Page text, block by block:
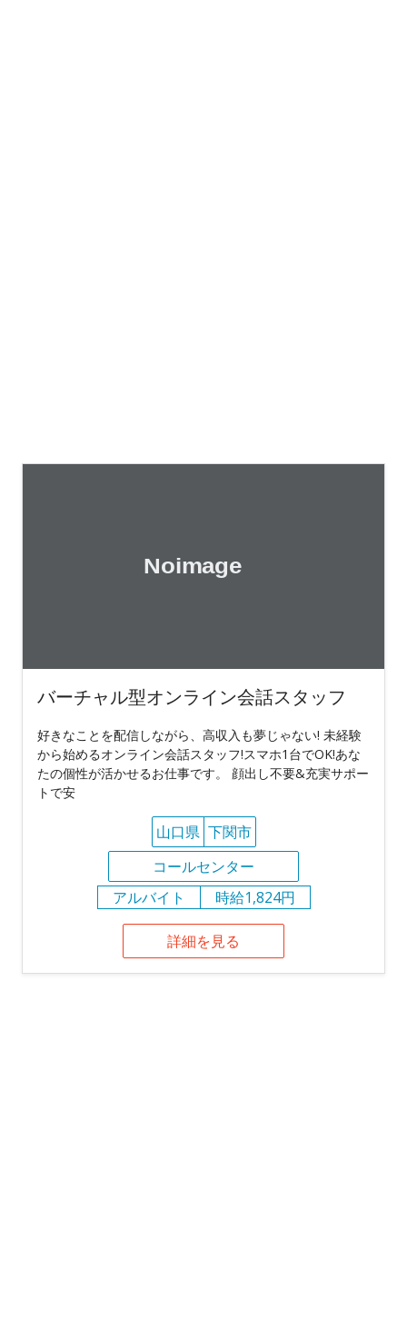
バーチャル型オンライン会話スタッフ
好きなことを配信しながら、高収入も夢じゃない! 未経験
から始めるオンライン会話スタッフ!スマホ1台でOK!あな
たの個性が活かせるお仕事です。 顔出し不要&充実サポー
トで安
山口県 下関市
コールセンター
アルバイト
時給1,824円
詳細を見る